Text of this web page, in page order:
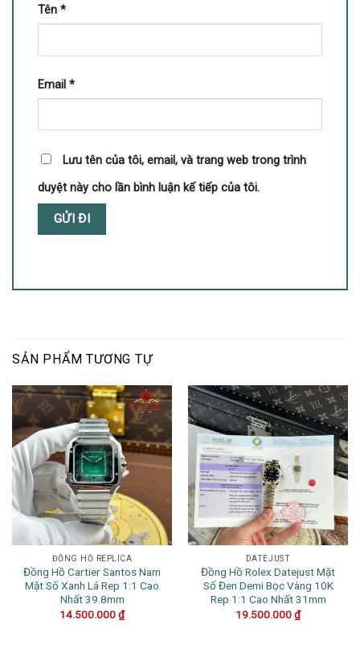
Tên *
Email *
Lưu tên của tôi, email, và trang web trong trình
duyệt này cho lần bình luận kế tiếp của tôi.
SẢN PHẨM TƯƠNG TỰ
ĐỒNG HỒ REPLICA
Đồng Hồ Cartier Santos Nam
Mặt Số Xanh Lá Rep 1:1 Cao
Nhất 39.8mm
14.500.000₫
DATEJUST
Đồng Hồ Rolex Datejust Mặt
Số Đen Demi Bọc Vàng 10K
Rep 1:1 Cao Nhất 31mm
19.500.000₫